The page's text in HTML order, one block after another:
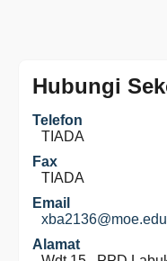
Hubungi
Telefon
TIADA
Fax
TIADA
Email
Alamat